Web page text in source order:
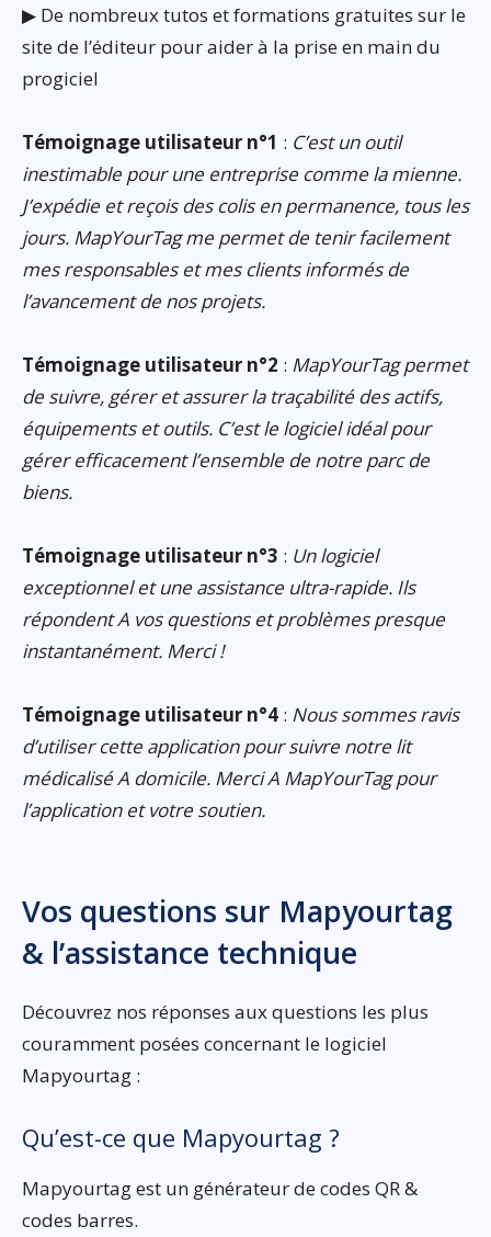
▶ De nombreux tutos et formations gratuites sur le
site de l’éditeur pour aider à la prise en main du
progiciel
Témoignage utilisateur n°1 : C’est un outil
inestimable pour une entreprise comme la mienne.
J’expédie et reçois des colis en permanence, tous les
jours. MapYourTag me permet de tenir facilement
mes responsables et mes clients informés de
l’avancement de nos projets.
Témoignage utilisateur n°2 : MapYourTag permet
de suivre, gérer et assurer la traçabilité des actifs,
équipements et outils. C’est le logiciel idéal pour
gérer efficacement l’ensemble de notre parc de
biens.
Témoignage utilisateur n°3 : Un logiciel
exceptionnel et une assistance ultra-rapide. Ils
répondent A vos questions et problèmes presque
instantanément. Merci !
Témoignage utilisateur n°4 : Nous sommes ravis
d’utiliser cette application pour suivre notre lit
médicalisé A domicile. Merci A MapYourTag pour
l’application et votre soutien.
Vos questions sur Mapyourtag
& l’assistance technique
Découvrez nos réponses aux questions les plus
couramment posées concernant le logiciel
Mapyourtag :
Qu’est-ce que Mapyourtag ?
Mapyourtag est un générateur de codes QR &
codes barres.